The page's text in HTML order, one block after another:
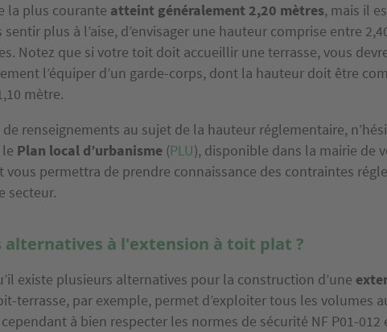
la plus courante atteint généralement 2,20 mètres, mais il
plus à l’aise, d’envisager une hauteur comprise entre
Notez que si votre toit doit accueillir une terrasse, vous
l’équiper d’un garde-corps, dont la hauteur doit être
mètre.
renseignements au sujet de la hauteur réglementaire,
Plan local d’urbanisme (PLU), disponible dans la mairie de
vous permettra de prendre connaissance des contraintes
secteur.
alternatives à l'extension à toit plat ?
existe plusieurs alternatives pour la construction d’une
terrasse, par exemple, permet d’exploiter tous les volumes
à bien respecter les normes de sécurité NF P01-012